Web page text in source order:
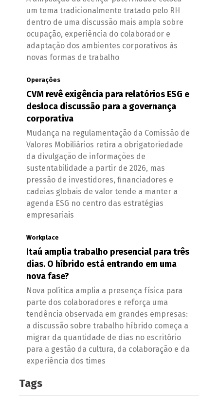
um tema tradicionalmente tratado pelo RH
dentro de uma discussão mais ampla sobre
ocupação, experiência do colaborador e
adaptação dos ambientes corporativos às
novas formas de trabalho
Operações
CVM revê exigência para relatórios ESG e
desloca discussão para a governança
corporativa
Mudança na regulamentação da Comissão de
Valores Mobiliários retira a obrigatoriedade
da divulgação de informações de
sustentabilidade a partir de 2026, mas
pressão de investidores, financiadores e
cadeias globais de valor tende a manter a
agenda ESG no centro das estratégias
empresariais
Workplace
Itaú amplia trabalho presencial para três
dias. O híbrido está entrando em uma
nova fase?
Nova política amplia a presença física para
parte dos colaboradores e reforça uma
tendência observada em grandes empresas:
a discussão sobre trabalho híbrido começa a
migrar da quantidade de dias no escritório
para a gestão da cultura, da colaboração e da
experiência dos times
Tags